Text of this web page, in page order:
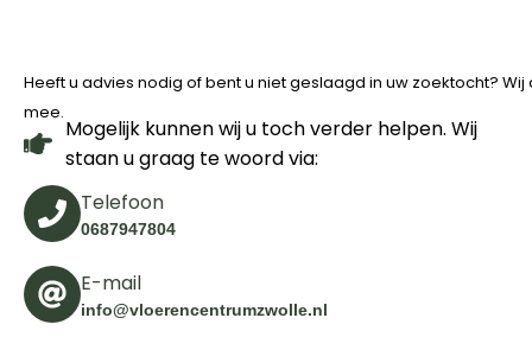
Heeft u advies nodig of bent u niet geslaagd in uw zoektocht?
mee.
Mogelijk kunnen wij u toch verder helpen. Wij
staan u graag te woord via:
Telefoon
0687947804
E-mail
info@vloerencentrumzwolle.nl